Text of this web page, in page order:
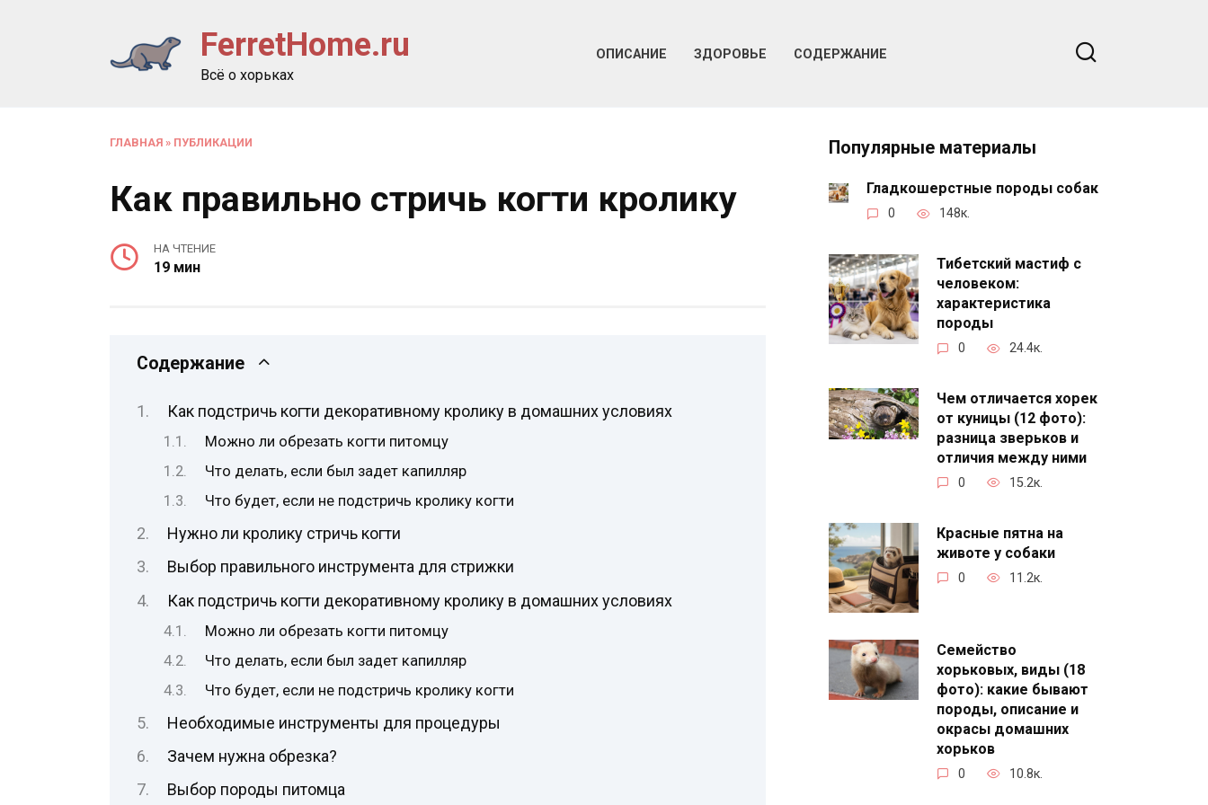
FerretHome.ru
Всё о хорьках
ОПИСАНИЕ ЗДОРОВЬЕ СОДЕРЖАНИЕ
ГЛАВНАЯ » ПУБЛИКАЦИИ
Как правильно стричь когти кролику
НА ЧТЕНИЕ
19 мин
Содержание
Как подстричь когти декоративному кролику в домашних условиях
Можно ли обрезать когти питомцу
Что делать, если был задет капилляр
Что будет, если не подстричь кролику когти
Нужно ли кролику стричь когти
Выбор правильного инструмента для стрижки
Как подстричь когти декоративному кролику в домашних условиях
Можно ли обрезать когти питомцу
Что делать, если был задет капилляр
Что будет, если не подстричь кролику когти
Необходимые инструменты для процедуры
Зачем нужна обрезка?
Выбор породы питомца
Популярные материалы
Гладкошерстные породы собак
0 148к.
Тибетский мастиф с
человеком:
характеристика
породы
0 24.4к.
Чем отличается хорек
от куницы (12 фото):
разница зверьков и
отличия между ними
0 15.2к.
Красные пятна на
животе у собаки
0 11.2к.
Семейство
хорьковых, виды (18
фото): какие бывают
породы, описание и
окрасы домашних
хорьков
0 10.8к.